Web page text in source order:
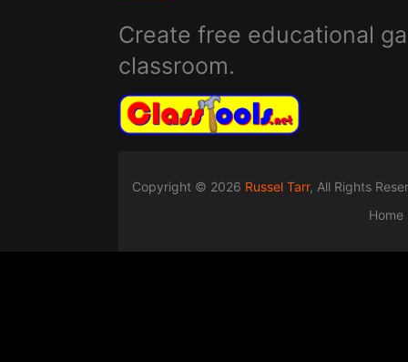
Create free educational
classroom.
Copyright © 2026 Russel Tarr, All Rights
Home